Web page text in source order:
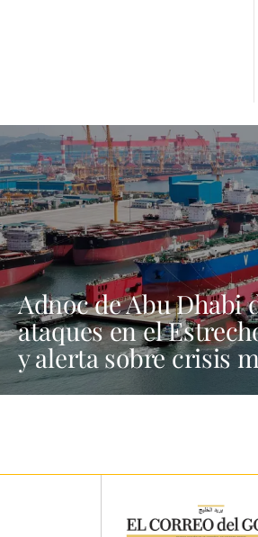
Adnoc de Abu Dhabi
ataques en el
y alerta sobre crisis